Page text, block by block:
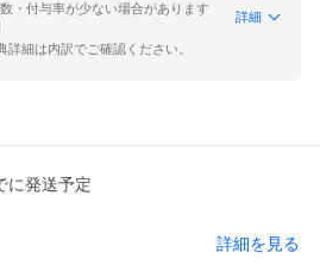
・付与率が少ない場合があります
詳細
細は内訳でご確認ください。
に発送予定
詳細を見る